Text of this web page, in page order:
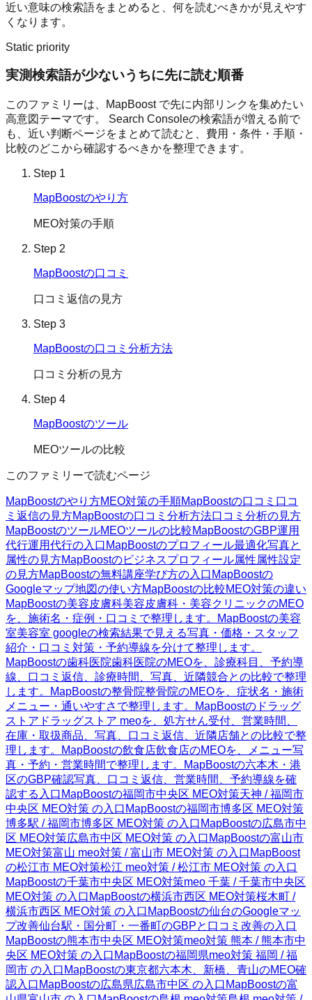
近い意味の検索語をまとめると、何を読むべきかが見えやす
くなります。
Static priority
実測検索語が少ないうちに先に読む順番
このファミリーは、 MapBoostで先に内部リンクを集めたい
高意図テーマです。 Search Consoleの検索語が増える前で
も、近い判断ページをまとめて読むと、費用・条件・手順・
比較のどこから確認するべきかを整理できます。
Step 1
MapBoostのやり方
MEO対策の手順
Step 2
MapBoostの口コミ
口コミ返信の見方
Step 3
MapBoostの口コミ分析方法
口コミ分析の見方
Step 4
MapBoostのツール
MEOツールの比較
このファミリーで読むページ
MapBoostのやり方MEO対策の手順MapBoostの口コミ 口コ
ミ返信の見方MapBoostの口コミ分析方法口コミ分析の見方
MapBoostのツールMEOツールの比較MapBoostのGBP運用
代行運用代行の入口 MapBoostのプロフィール最適化写真と
属性の見方MapBoostのビジネスプロフィール属性属性設定
の見方MapBoostの無料講座学び方の入口 MapBoostの
Googleマップ地図の使い方MapBoostの比較MEO対策の違い
MapBoostの美容皮膚科美容皮膚科・美容クリニックのMEO
を、施術名・症例・口コミで整理します。
MapBoostの美容
室美容室 googleの検索結果で見える写真・価格・スタッフ
紹介・口コミ対策・予約導線を分けて整理します。
MapBoostの歯科医院歯科医院のMEOを、診療科目、予約導
線、口コミ返信、診療時間、写真、近隣競合との比較で整理
します。
MapBoostの整骨院整骨院のMEOを、症状名・施術
メニュー・通いやすさで整理します。
MapBoostのドラッグ
ストア ドラッグストア meoを、処方せん受付、営業時間、
在庫・取扱商品、写真、口コミ返信、近隣店舗との比較で整
理します。
MapBoostの飲食店飲食店のMEOを、メニュー写
真・予約・営業時間で整理します。
MapBoostの六本木・港
区のGBP確認写真、口コミ返信、営業時間、予約導線を確
認する入口 MapBoostの福岡市中央区 MEO対策天神 / 福岡市
中央区 MEO対策 の入口 MapBoostの福岡市博多区 MEO対策
博多駅 / 福岡市博多区 MEO対策 の入口 MapBoostの広島市中
区 MEO対策広島市中区 MEO対策 の入口 MapBoostの富山市
MEO対策富山 meo対策 / 富山市 MEO対策 の入口 MapBoost
の松江市 MEO対策松江 meo対策 / 松江市 MEO対策 の入口
MapBoostの千葉市中央区 MEO対策meo 千葉 / 千葉市中央区
MEO対策 の入口 MapBoostの横浜市西区 MEO対策桜木町 /
横浜市西区 MEO対策 の入口 MapBoostの仙台のGoogleマッ
プ改善仙台駅・国分町・一番町のGBPと口コミ改善の入口
MapBoostの熊本市中央区 MEO対策meo対策 熊本 / 熊本市中
央区 MEO対策 の入口 MapBoostの福岡県meo対策 福岡 / 福
岡市 の入口 MapBoostの東京都六本木、新橋、青山のMEO確
認入口 MapBoostの広島県広島市中区 の入口 MapBoostの富